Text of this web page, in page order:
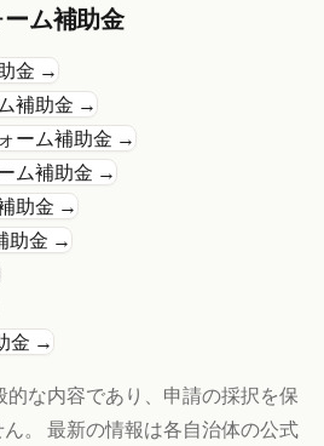
ム補助金
金 →
補助金 →
ーム補助金 →
ム補助金 →
助金 →
助金 →
金 →
な内容であり、申請の採択を保
。 最新の情報は各自治体の公式